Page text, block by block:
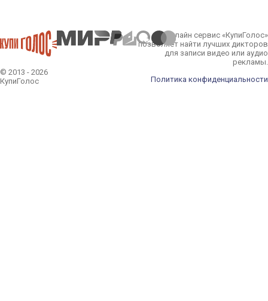
© 2013 - 2026
КупиГолос
Онлайн сервис «КупиГолос»
позволяет найти лучших дикторов
для записи видео или аудио
рекламы.
Политика конфиденциальности